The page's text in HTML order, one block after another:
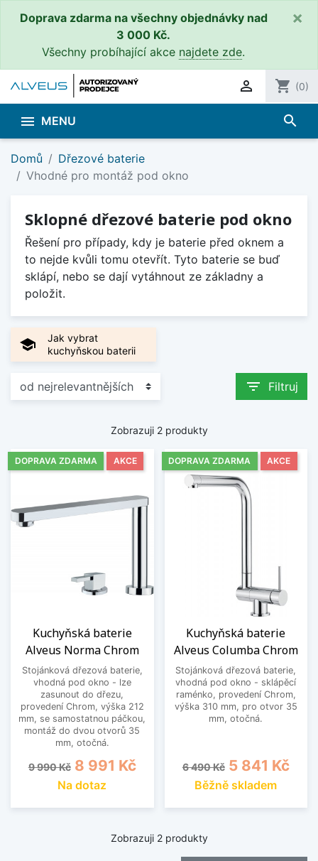
Doprava zdarma na všechny objednávky nad
3 000 Kč.
Všechny probíhající akce najdete zde.
×
 shopping_cart (0)
 MENU search
Domů
Dřezové baterie
Vhodné pro montáž pod okno
Sklopné dřezové baterie pod okno
Řešení pro případy, kdy je baterie před oknem a
to nejde kvůli tomu otevřít. Tyto baterie se buď
sklápí, nebo se dají vytáhnout ze základny a
položit.
school
Jak vybrat
kuchyňskou baterii
filter_list Filtruj
Zobrazuji 2 produkty
Kuchyňská baterie
Alveus Norma Chrom
Stojánková dřezová baterie,
vhodná pod okno - lze
zasunout do dřezu,
provedení Chrom, výška 212
mm, se samostatnou páčkou,
montáž do dvou otvorů 35
mm, otočná.
Běžná cena
9 990 Kč Cena
8 991 Kč
Na dotaz
DOPRAVA ZDARMA AKCE
Kuchyňská baterie
Alveus Columba Chrom
Stojánková dřezová baterie,
vhodná pod okno - sklápěcí
raménko, provedení Chrom,
výška 310 mm, pro otvor 35
mm, otočná.
Běžná cena
6 490 Kč Cena
5 841 Kč
Běžně skladem
DOPRAVA ZDARMA AKCE
Zobrazuji 2 produkty